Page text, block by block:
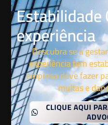
Estabilidade
experiência
Descubra se a
experiência tem
empresa deve fazer
multas e
CLIQUE AQUI